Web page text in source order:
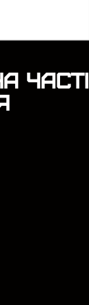
ЧАСТІ